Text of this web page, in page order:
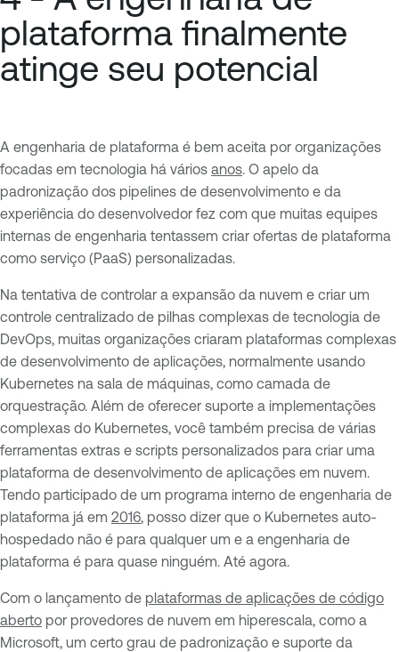
plataforma finalmente
atinge seu potencial
A engenharia de plataforma é bem aceita por organizações
focadas em tecnologia há vários anos. O apelo da
padronização dos pipelines de desenvolvimento e da
experiência do desenvolvedor fez com que muitas equipes
internas de engenharia tentassem criar ofertas de plataforma
como serviço (PaaS) personalizadas.
Na tentativa de controlar a expansão da nuvem e criar um
controle centralizado de pilhas complexas de tecnologia de
DevOps, muitas organizações criaram plataformas complexas
de desenvolvimento de aplicações, normalmente usando
Kubernetes na sala de máquinas, como camada de
orquestração. Além de oferecer suporte a implementações
complexas do Kubernetes, você também precisa de várias
ferramentas extras e scripts personalizados para criar uma
plataforma de desenvolvimento de aplicações em nuvem.
Tendo participado de um programa interno de engenharia de
plataforma já em 2016, posso dizer que o Kubernetes auto-
hospedado não é para qualquer um e a engenharia de
plataforma é para quase ninguém. Até agora.
Com o lançamento de plataformas de aplicações de código
aberto por provedores de nuvem em hiperescala, como a
Microsoft, um certo grau de padronização e suporte da